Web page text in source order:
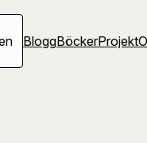
BloggBöckerProjekt